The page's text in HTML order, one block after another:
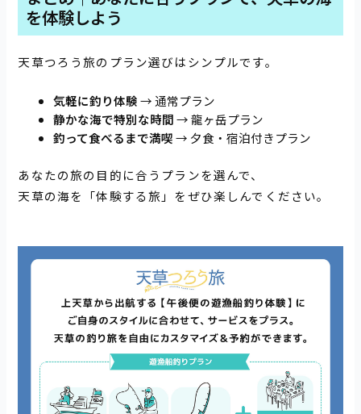
を体験しよう
天草つろう旅のプラン選びはシンプルです。
気軽に釣り体験→ 通常プラン
静かな海で特別な時間→ 龍ヶ岳プラン
釣って食べるまで満喫→ 夕食・宿泊付きプラン
あなたの旅の目的に合うプランを選んで、
天草の海を「体験する旅」をぜひ楽しんでください。